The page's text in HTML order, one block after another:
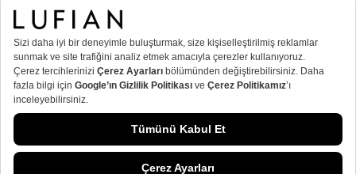
ALIŞVERİŞ
ÖNEMLİ BİLGİLER
ÜYE
ERKEK POPÜLER KATEGORİLER
KADIN POPÜLER KATEGORİLER
© Lufian.com 2026 Tüm Hakları Saklıdır